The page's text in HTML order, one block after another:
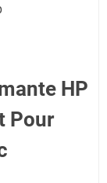
HP
Pour